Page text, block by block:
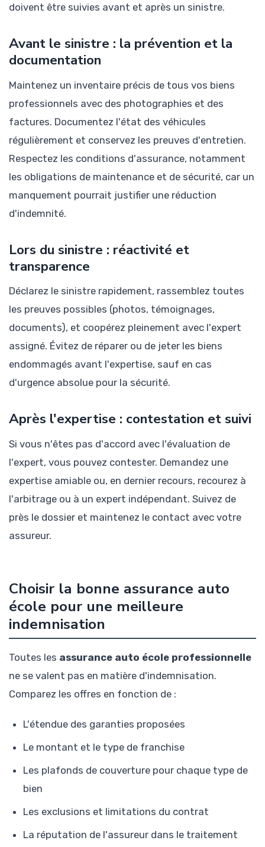
doivent être suivies avant et après un sinistre.
Avant le sinistre : la prévention et la
documentation
Maintenez un inventaire précis de tous vos biens
professionnels avec des photographies et des
factures. Documentez l'état des véhicules
régulièrement et conservez les preuves d'entretien.
Respectez les conditions d'assurance, notamment
les obligations de maintenance et de sécurité, car un
manquement pourrait justifier une réduction
d'indemnité.
Lors du sinistre : réactivité et
transparence
Déclarez le sinistre rapidement, rassemblez toutes
les preuves possibles (photos, témoignages,
documents), et coopérez pleinement avec l'expert
assigné. Évitez de réparer ou de jeter les biens
endommagés avant l'expertise, sauf en cas
d'urgence absolue pour la sécurité.
Après l'expertise : contestation et suivi
Si vous n'êtes pas d'accord avec l'évaluation de
l'expert, vous pouvez contester. Demandez une
expertise amiable ou, en dernier recours, recourez à
l'arbitrage ou à un expert indépendant. Suivez de
près le dossier et maintenez le contact avec votre
assureur.
Choisir la bonne assurance auto
école pour une meilleure
indemnisation
Toutes les assurance auto école professionnelle
ne se valent pas en matière d'indemnisation.
Comparez les offres en fonction de :
L'étendue des garanties proposées
Le montant et le type de franchise
Les plafonds de couverture pour chaque type de
bien
Les exclusions et limitations du contrat
La réputation de l'assureur dans le traitement